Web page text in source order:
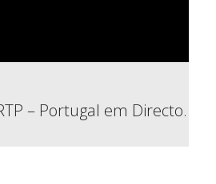
– Portugal em Directo.